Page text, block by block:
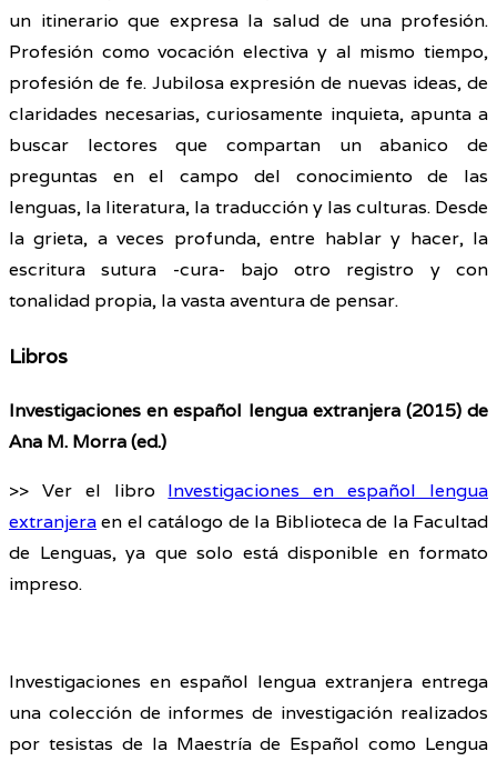
un itinerario que expresa la salud de una profesión.
Profesión como vocación electiva y al mismo tiempo,
profesión de fe. Jubilosa expresión de nuevas ideas, de
claridades necesarias, curiosamente inquieta, apunta a
buscar lectores que compartan un abanico de
preguntas en el campo del conocimiento de las
lenguas, la literatura, la traducción y las culturas. Desde
la grieta, a veces profunda, entre hablar y hacer, la
escritura sutura -cura- bajo otro registro y con
tonalidad propia, la vasta aventura de pensar.
Libros
Investigaciones en español lengua extranjera (2015) de
Ana M. Morra (ed.)
>> Ver el libro Investigaciones en español lengua
extranjeraen el catálogo de la Biblioteca de la Facultad
de Lenguas, ya que solo está disponible en formato
impreso.
Investigaciones en español lengua extranjera entrega
una colección de informes de investigación realizados
por tesistas de la Maestría de Español como Lengua